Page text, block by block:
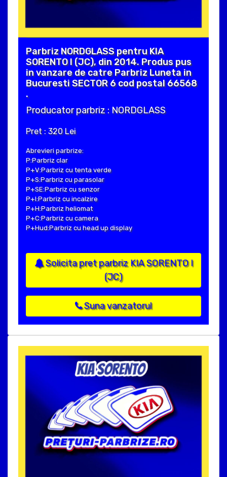
Parbriz NORDGLASS pentru KIA
SORENTO I (JC), din 2014. Produs pus
in vanzare de catre Parbriz Luneta in
Bucuresti SECTOR 6 cod postal 66568
.
Producator parbriz : NORDGLASS
Pret : 320 Lei
Abrevieri parbrize:
P:Parbriz clar
P+V:Parbriz cu tenta verde
P+S:Parbriz cu parasolar
P+SE:Parbriz cu senzor
P+I:Parbriz cu incalzire
P+H:Parbriz heliomat
P+C:Parbriz cu camera
P+Hud:Parbriz cu head up display
Solicita pret parbriz KIA SORENTO I
(JC)
Suna vanzatorul